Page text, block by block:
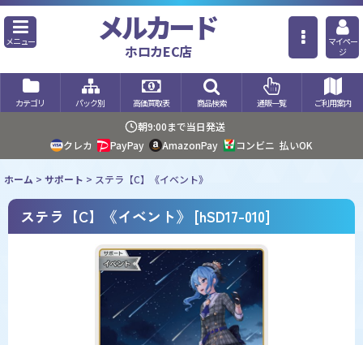
メニュー メルカード
ホロカEC店
マイペー
ジ
カテゴリ パック別 高価買取表 商品検索 通販一覧 ご利用案内
朝9:00まで当日発送
クレカ
PayPay AmazonPay コンビニ 払いOK
ホーム > サポート > ステラ【C】《イベント》
ステラ【C】《イベント》 [hSD17-010]